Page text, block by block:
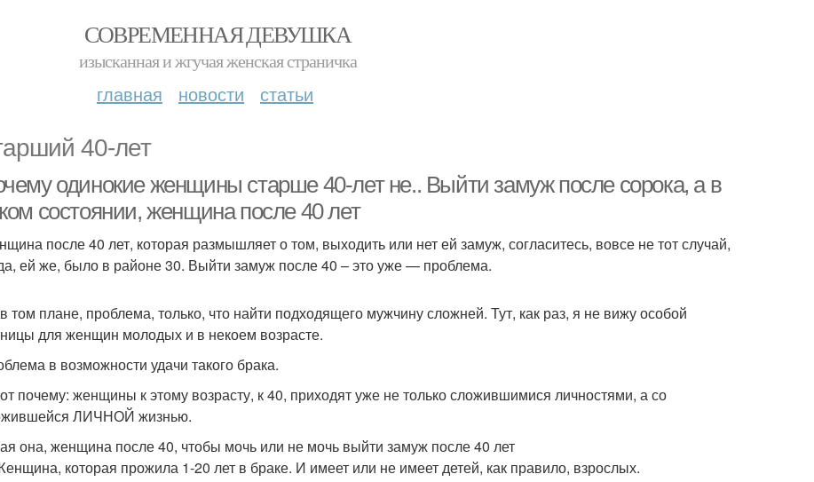
СОВРЕМЕННАЯ ДЕВУШКА
изысканная и жгучая женская страничка
главная новости статьи
40-лет
одинокие женщины старше 40-лет не.. Выйти замуж после сорока, а в
состоянии, женщина после 40 лет
после 40 лет, которая размышляет о том, выходить или нет ей замуж, согласитесь, вовсе не тот случай,
ей же, было в районе 30. Выйти замуж после 40 – это уже — проблема.
том плане, проблема, только, что найти подходящего мужчину сложней. Тут, как раз, я не вижу особой
для женщин молодых и в некоем возрасте.
в возможности удачи такого брака.
почему: женщины к этому возрасту, к 40, приходят уже не только сложившимися личностями, а со
ЛИЧНОЙ жизнью.
она, женщина после 40, чтобы мочь или не мочь выйти замуж после 40 лет
которая прожила 1-20 лет в браке. И имеет или не имеет детей, как правило, взрослых.